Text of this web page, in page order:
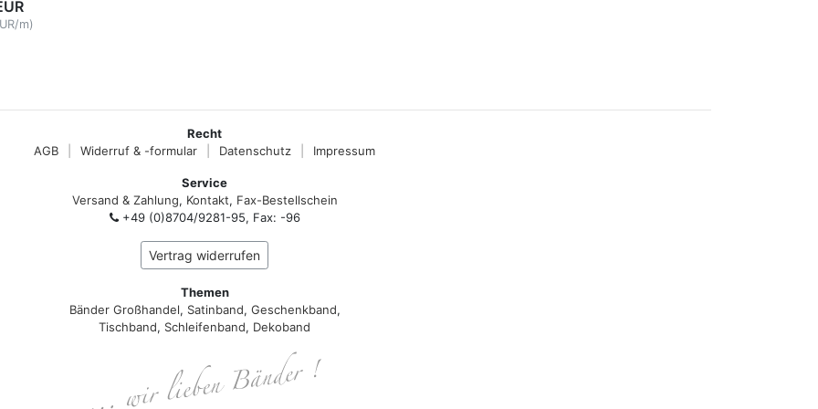
m)
Recht
AGB
Widerruf & -formular Datenschutz Impressum
Service
Versand & Zahlung, Kontakt, Fax-Bestellschein
+49 (0)8704/9281-95, Fax: -96
Vertrag widerrufen
Themen
Bänder Großhandel, Satinband, Geschenkband,
Tischband, Schleifenband, Dekoband